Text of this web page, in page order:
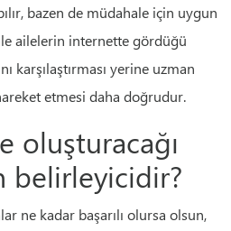
bazen de müdahale için uygun
ailelerin internette gördüğü
karşılaştırması yerine uzman
etmesi daha doğrudur.
oluşturacağı
belirleyicidir?
ne kadar başarılı olursa olsun,